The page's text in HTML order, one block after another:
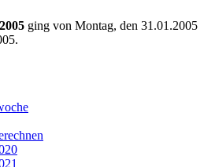
ging von Montag, den 31.01.2005